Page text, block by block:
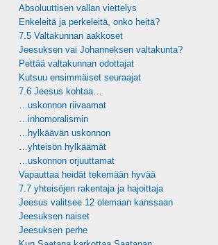
Absoluuttisen vallan viettelys
Enkeleitä ja perkeleitä, onko heitä?
7.5 Valtakunnan aakkoset
Jeesuksen vai Johanneksen valtakunta?
Pettää valtakunnan odottajat
Kutsuu ensimmäiset seuraajat
7.6 Jeesus kohtaa…
…uskonnon riivaamat
…inhomoralismin
…hylkäävän uskonnon
…yhteisön hylkäämät
…uskonnon orjuuttamat
Vapauttaa heidät tekemään hyvää
7.7 yhteisöjen rakentaja ja hajoittaja
Jeesus valitsee 12 olemaan kanssaan
Jeesuksen naiset
Jeesuksen perhe